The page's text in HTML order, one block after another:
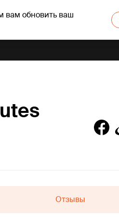
вам обновить ваш
Отзывы